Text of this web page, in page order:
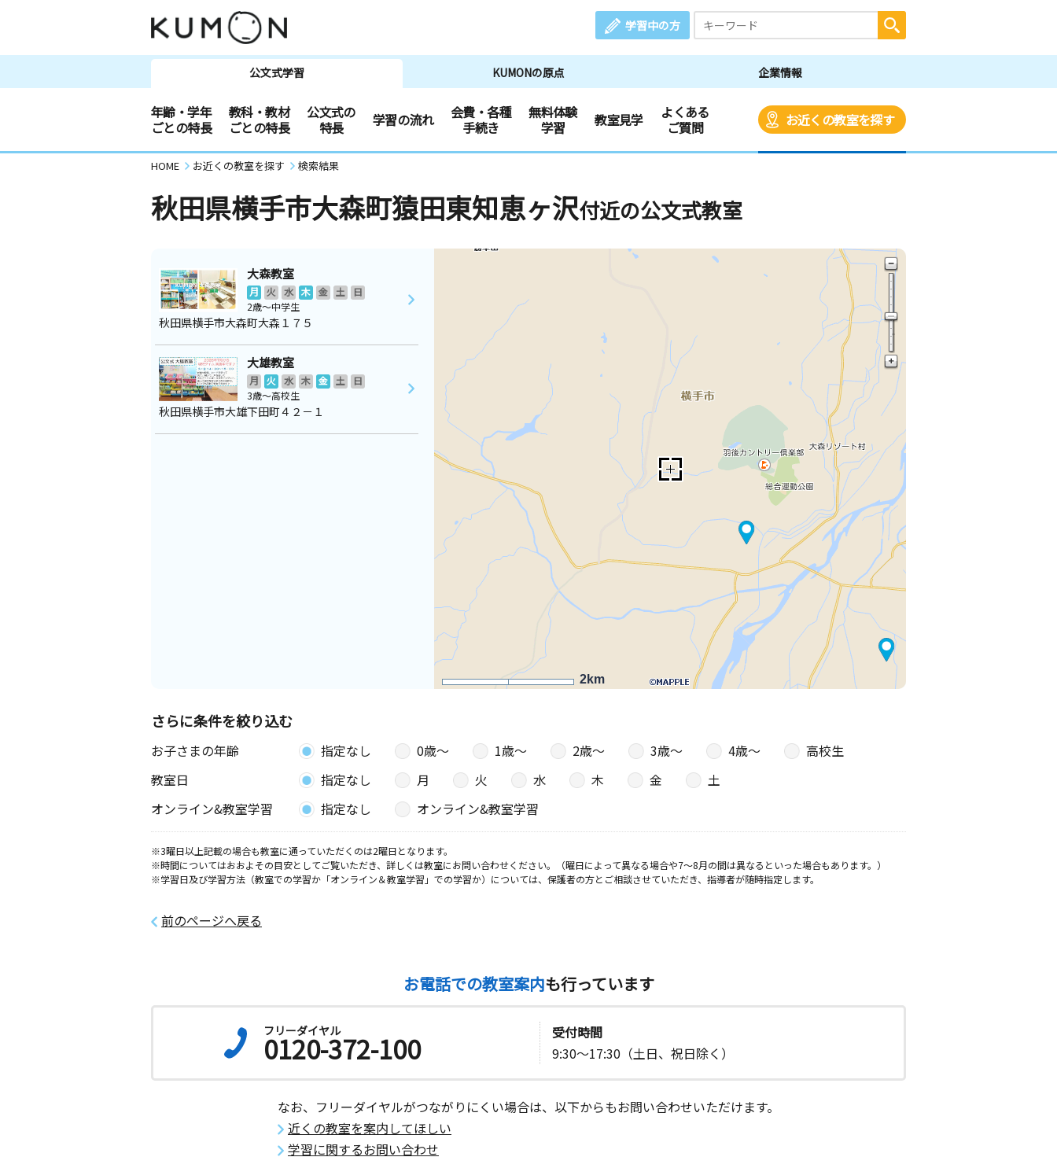
学習中の方
公文式学習 KUMONの原点 企業情報
年齢・学年
ごとの特長
教科・教材
ごとの特長
公文式の
特長
学習の流れ
会費・各種
手続き
無料体験
学習
教室見学
よくある
ご質問
お近くの教室を探す
HOME お近くの教室を探す 検索結果
秋田県横手市大森町猿田東知恵ヶ沢付近の公文式教室
2km
大森教室
月 火 水 木 金 土
日
2歳～中学生
秋田県横手市大森町大森１７５
大雄教室
月 火 水 木 金 土
日
3歳～高校生
秋田県横手市大雄下田町４２－１
さらに条件を絞り込む
お子さまの年齢 指定なし 0歳〜 1歳〜 2歳〜 3歳〜 4歳〜
高校生
教室日
指定なし 月 火 水 木 金
土
オンライン&教室学習
指定なし オンライン&教室学習
※3曜日以上記載の場合も教室に通っていただくのは2曜日となります。
※時間についてはおおよその目安としてご覧いただき、詳しくは教室にお問い合わせください。（曜日によって異なる場合や7～8月の間は異なるといった場合もあります。）
※学習日及び学習方法（教室での学習か「オンライン＆教室学習」での学習か）については、保護者の方とご相談させていただき、指導者が随時指定します。
前のページへ戻る
お電話での教室案内も行っています
フリーダイヤル
0120-372-100
受付時間
9:30～17:30（土日、祝日除く）
なお、フリーダイヤルがつながりにくい場合は、以下からもお問い合わせいただけます。
近くの教室を案内してほしい
学習に関するお問い合わせ